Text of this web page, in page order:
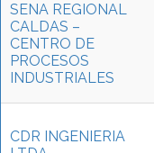
SENA REGIONAL
CALDAS –
CENTRO DE
PROCESOS
INDUSTRIALES
CDR INGENIERIA